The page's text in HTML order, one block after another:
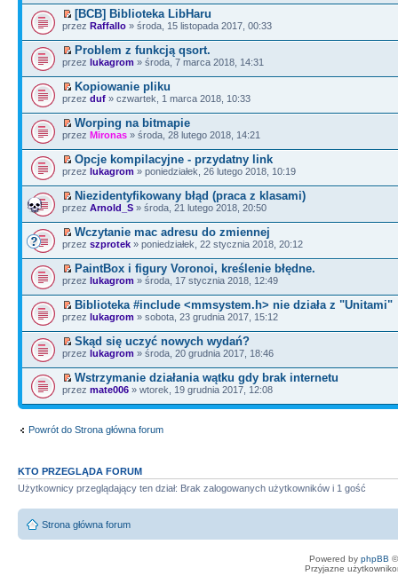
[BCB] Biblioteka LibHaru
przez Raffallo » środa, 15 listopada 2017, 00:33
Problem z funkcją qsort.
przez lukagrom » środa, 7 marca 2018, 14:31
Kopiowanie pliku
przez duf » czwartek, 1 marca 2018, 10:33
Worping na bitmapie
przez Mironas » środa, 28 lutego 2018, 14:21
Opcje kompilacyjne - przydatny link
przez lukagrom » poniedziałek, 26 lutego 2018, 10:19
Niezidentyfikowany błąd (praca z klasami)
przez Arnold_S » środa, 21 lutego 2018, 20:50
Wczytanie mac adresu do zmiennej
przez szprotek » poniedziałek, 22 stycznia 2018, 20:12
PaintBox i figury Voronoi, kreślenie błędne.
przez lukagrom » środa, 17 stycznia 2018, 12:49
Biblioteka #include <mmsystem.h> nie działa z "Unitami"
przez lukagrom » sobota, 23 grudnia 2017, 15:12
Skąd się uczyć nowych wydań?
przez lukagrom » środa, 20 grudnia 2017, 18:46
Wstrzymanie działania wątku gdy brak internetu
przez mate006 » wtorek, 19 grudnia 2017, 12:08
Powrót do Strona główna forum
KTO PRZEGLĄDA FORUM
Użytkownicy przeglądający ten dział: Brak zalogowanych użytkowników i 1 gość
Strona główna forum
Powered by phpBB
Przyjazne